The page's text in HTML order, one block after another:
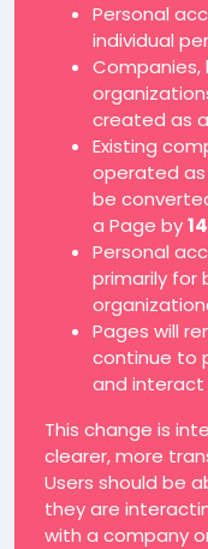
Personal
individual
Companies,
created as
Existing
operated
be
a Page by
Personal
primarily for
Pages will
continue to
and
This change is
clearer, more
Users should be
they are
with a company